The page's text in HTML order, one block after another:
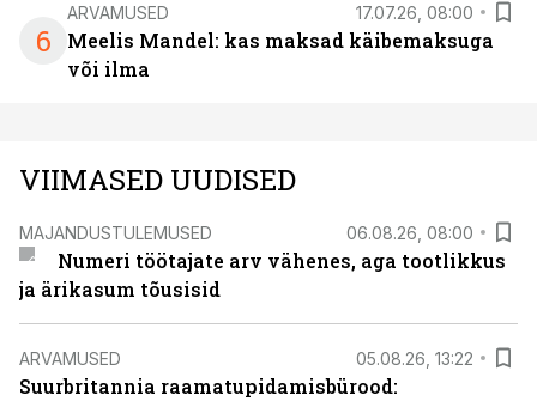
6
ARVAMUSED 17.07.26, 08:00
Meelis Mandel: kas maksad käibemaksuga
või ilma
VIIMASED UUDISED
MAJANDUSTULEMUSED 06.08.26, 08:00
Numeri töötajate arv vähenes, aga tootlikkus
ja ärikasum tõusisid
ARVAMUSED 05.08.26, 13:22
Suurbritannia raamatupidamisbürood: